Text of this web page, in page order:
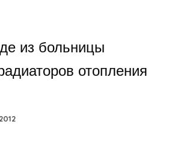
из больницы
отопления